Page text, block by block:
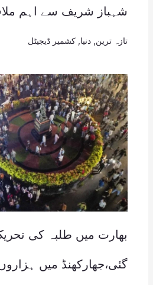
شہباز شریف سے اہم
تازہ ترین دنیا کشمیر ڈیجیٹل
بھارت میں طلبہ کی
گئی،جھارکھنڈ میں